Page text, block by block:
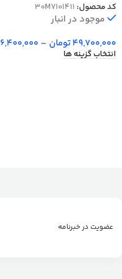
کد محصول: 30M7101411
موجود در انبار
49,700,000تومان –
6,400,000
انتخاب گزینه ها
عضویت در خبرنامه